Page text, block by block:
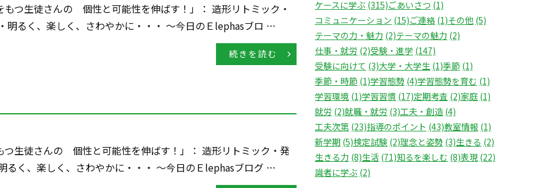
つ生徒さんの 個性と可能性を伸ばす！」： 造形リトミック・
明るく、楽しく、さわやかに・・・ ～今日のＥlephasブロ …
続きを読む
生徒さんの 個性と可能性を伸ばす！」： 造形リトミック・発
るく、楽しく、さわやかに・・・ ～今日のＥlephasブログ …
ケースに学ぶ (315)ごあいさつ (1)
コミュニケーション (15)ご連絡 (1)その他 (5)
テーマの力・魅力 (2)テーマの魅力 (2)
仕事・就労 (2)受験・進学 (147)
受験に向けて (3)大学・大学生 (1)季節 (1)
季節・時節 (1)学習態勢 (4)学習態勢を育む (1)
学習環境 (1)学習習慣 (17)定期考査 (2)家庭 (1)
就労 (2)就職・就労 (3)工夫・創造 (4)
工夫次第 (23)指導のポイント (43)教室情報 (1)
新学期 (5)検定試験 (2)理念と姿勢 (3)生きる (2)
生きる力 (8)生活 (71)知るを楽しむ (8)表現 (22)
識者に学ぶ (2)